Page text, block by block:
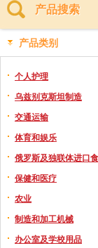
产品搜索
产品类别
个人护理
乌兹别克斯坦制造
交通运输
体育和娱乐
俄罗斯及独联体进口
保健和医疗
农业
制造和加工机械
办公室及学校用品